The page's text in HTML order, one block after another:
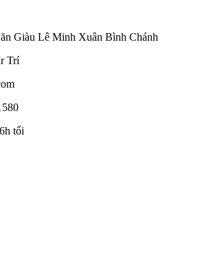
Giàu Lê Minh Xuân Bình Chánh
Trí
tối